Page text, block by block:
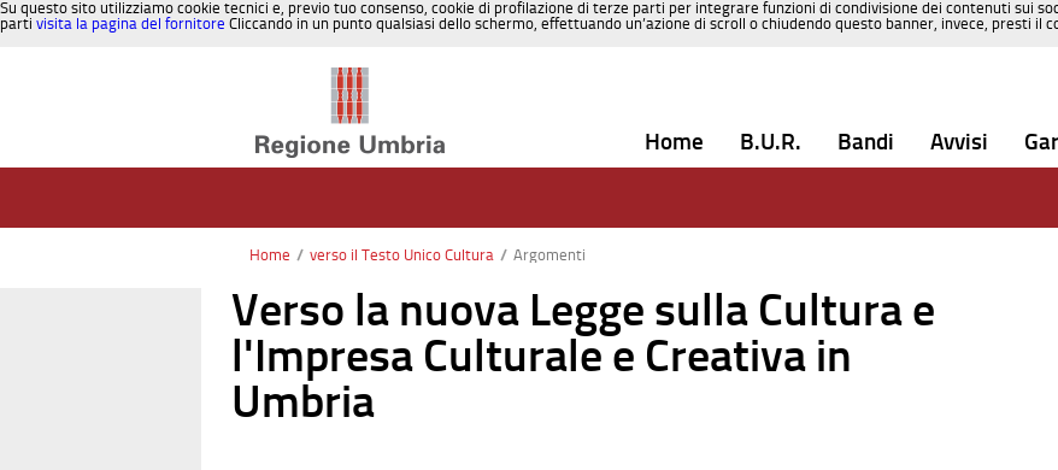
Su questo sito utilizziamo cookie tecnici e, previo tuo consenso, cookie di profilazione di terze parti per integrare funzioni di condivisione dei contenuti sui
parti visita la pagina del fornitore Cliccando in un punto qualsiasi dello schermo, effettuando un’azione di scroll o chiudendo questo banner, invece, presti il
Home B.U.R. Bandi Avvisi
Home / verso il Testo Unico Cultura / Argomenti
Verso la nuova Legge sulla Cultura e
l'Impresa Culturale e Creativa in
Umbria